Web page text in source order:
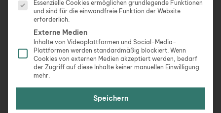
nur die Heimat zahlreicher seltener Tier- und
Pflanzenarten, sondern auch ein Paradies für
Wanderer und Erholungssuchende.
Ein Glück, dass nicht nur jede Region Bayerns ihren
ganz eigenen unverwechselbaren Charme besitzt,
sondern auch die Bandbreite an Baumhaushotel,
von spartanisch bis luxuriös, für jeden
Komfortbedarf und Geldbeutel die passende
Essenzielle Cookies ermöglichen grundlegende Funktionen
und sind für die einwandfreie Funktion der Website
erforderlich.
Externe Medien
Inhalte von Videoplattformen und Social-Media-
Plattformen werden standardmäßig blockiert. Wenn
Cookies von externen Medien akzeptiert werden, bedarf
der Zugriff auf diese Inhalte keiner manuellen Einwilligung
mehr.
Speichern